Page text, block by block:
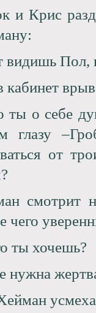
и Крис
видишь Пол,
кабинет
ты о себе
глазу
от
смотрит
чего
ты хочешь?
нужна